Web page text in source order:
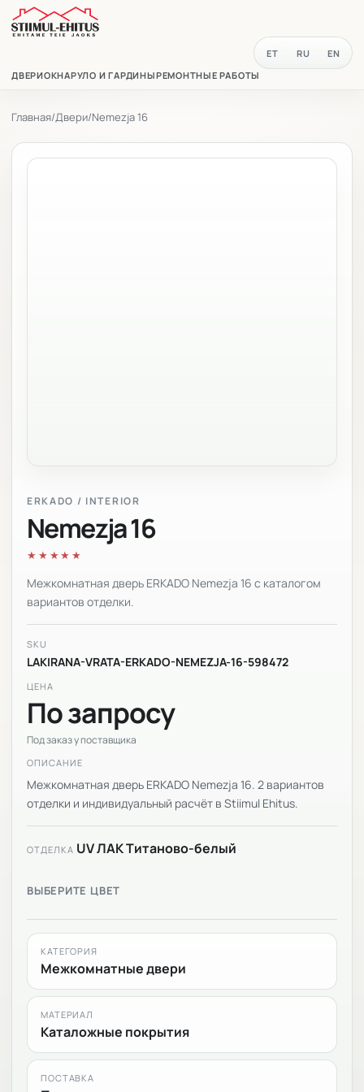
ДВЕРИОКНАРУЛО И ГАРДИНЫРЕМОНТНЫЕ РАБОТЫ
ET RU EN
Главная/Двери/Nemezja 16
ERKADO / INTERIOR
Nemezja 16
★★★★★
Межкомнатная дверь ERKADO Nemezja 16 с каталогом
вариантов отделки.
SKU
LAKIRANA-VRATA-ERKADO-NEMEZJA-16-598472
ЦЕНА
По запросу
Под заказ у поставщика
ОПИСАНИЕ
Межкомнатная дверь ERKADO Nemezja 16. 2 вариантов
отделки и индивидуальный расчёт в Stiimul Ehitus.
ОТДЕЛКА UV ЛАК Титаново-белый
ВЫБЕРИТЕ ЦВЕТ
КАТЕГОРИЯ
Межкомнатные двери
МАТЕРИАЛ
Каталожные покрытия
ПОСТАВКА